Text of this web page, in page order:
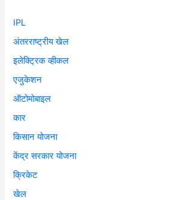
IPL
अंतरराष्ट्रीय खेल
इलेक्ट्रिक व्हीकल
एजुकेशन
ऑटोमोबाइल
कार
किसान योजना
केंद्र सरकार योजना
क्रिकेट
खेल